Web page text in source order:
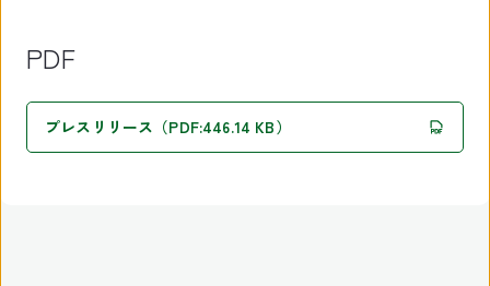
PDF
プレスリリース（PDF:446.14 KB）